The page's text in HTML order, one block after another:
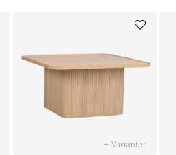
+ Varianter